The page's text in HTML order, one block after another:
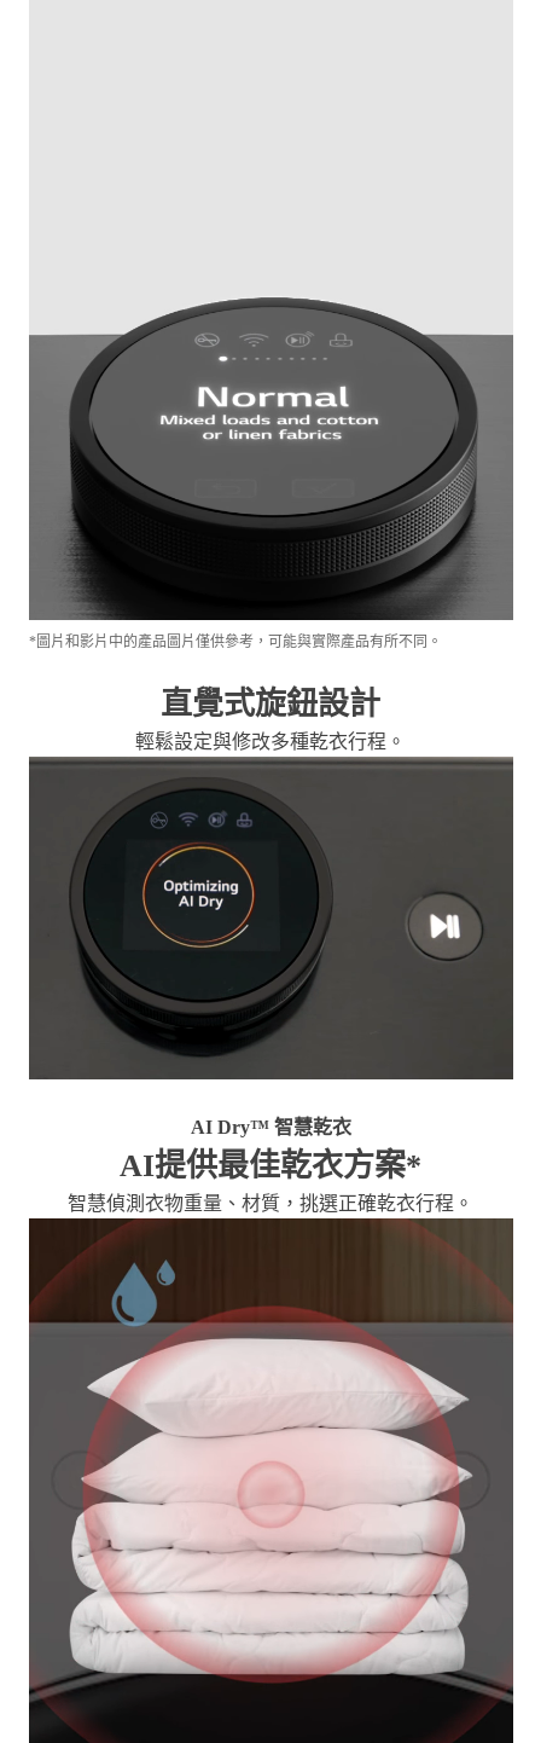
直覺式旋鈕設計
輕鬆設定與修改多種乾衣行程。
AI Dry™ 智慧乾衣
AI提供最佳乾衣方案*
智慧偵測衣物重量、材質，挑選正確乾衣行程。